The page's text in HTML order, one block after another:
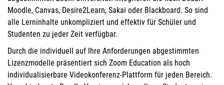
Moodle, Canvas, Desire2Learn, Sakai oder Blackboard. So sind
alle Lerninhalte unkompliziert und effektiv für Schüler und
Studenten zu jeder Zeit verfügbar.
Durch die individuell auf Ihre Anforderungen abgestimmten
Lizenzmodelle präsentiert sich Zoom Education als hoch
individualisierbare Videokonferenz-Plattform für jeden Bereich.